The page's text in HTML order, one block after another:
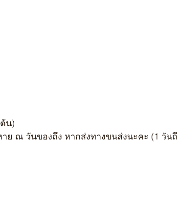
น)
ย ณ วันของถึง หากส่งทางขนส่งนะคะ (1 วัน